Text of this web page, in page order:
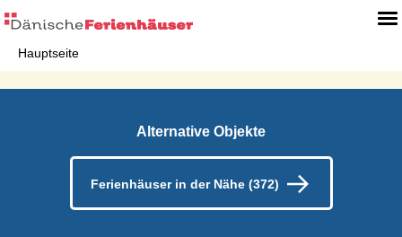
Hauptseite
Alternative Objekte
Ferienhäuser in der Nähe (372)